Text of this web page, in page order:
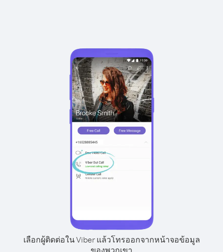
เลือกผู้ติดต่อใน Viber แล้วโทรออกจากหน้าจอข้อมูล
ของพวกเขา